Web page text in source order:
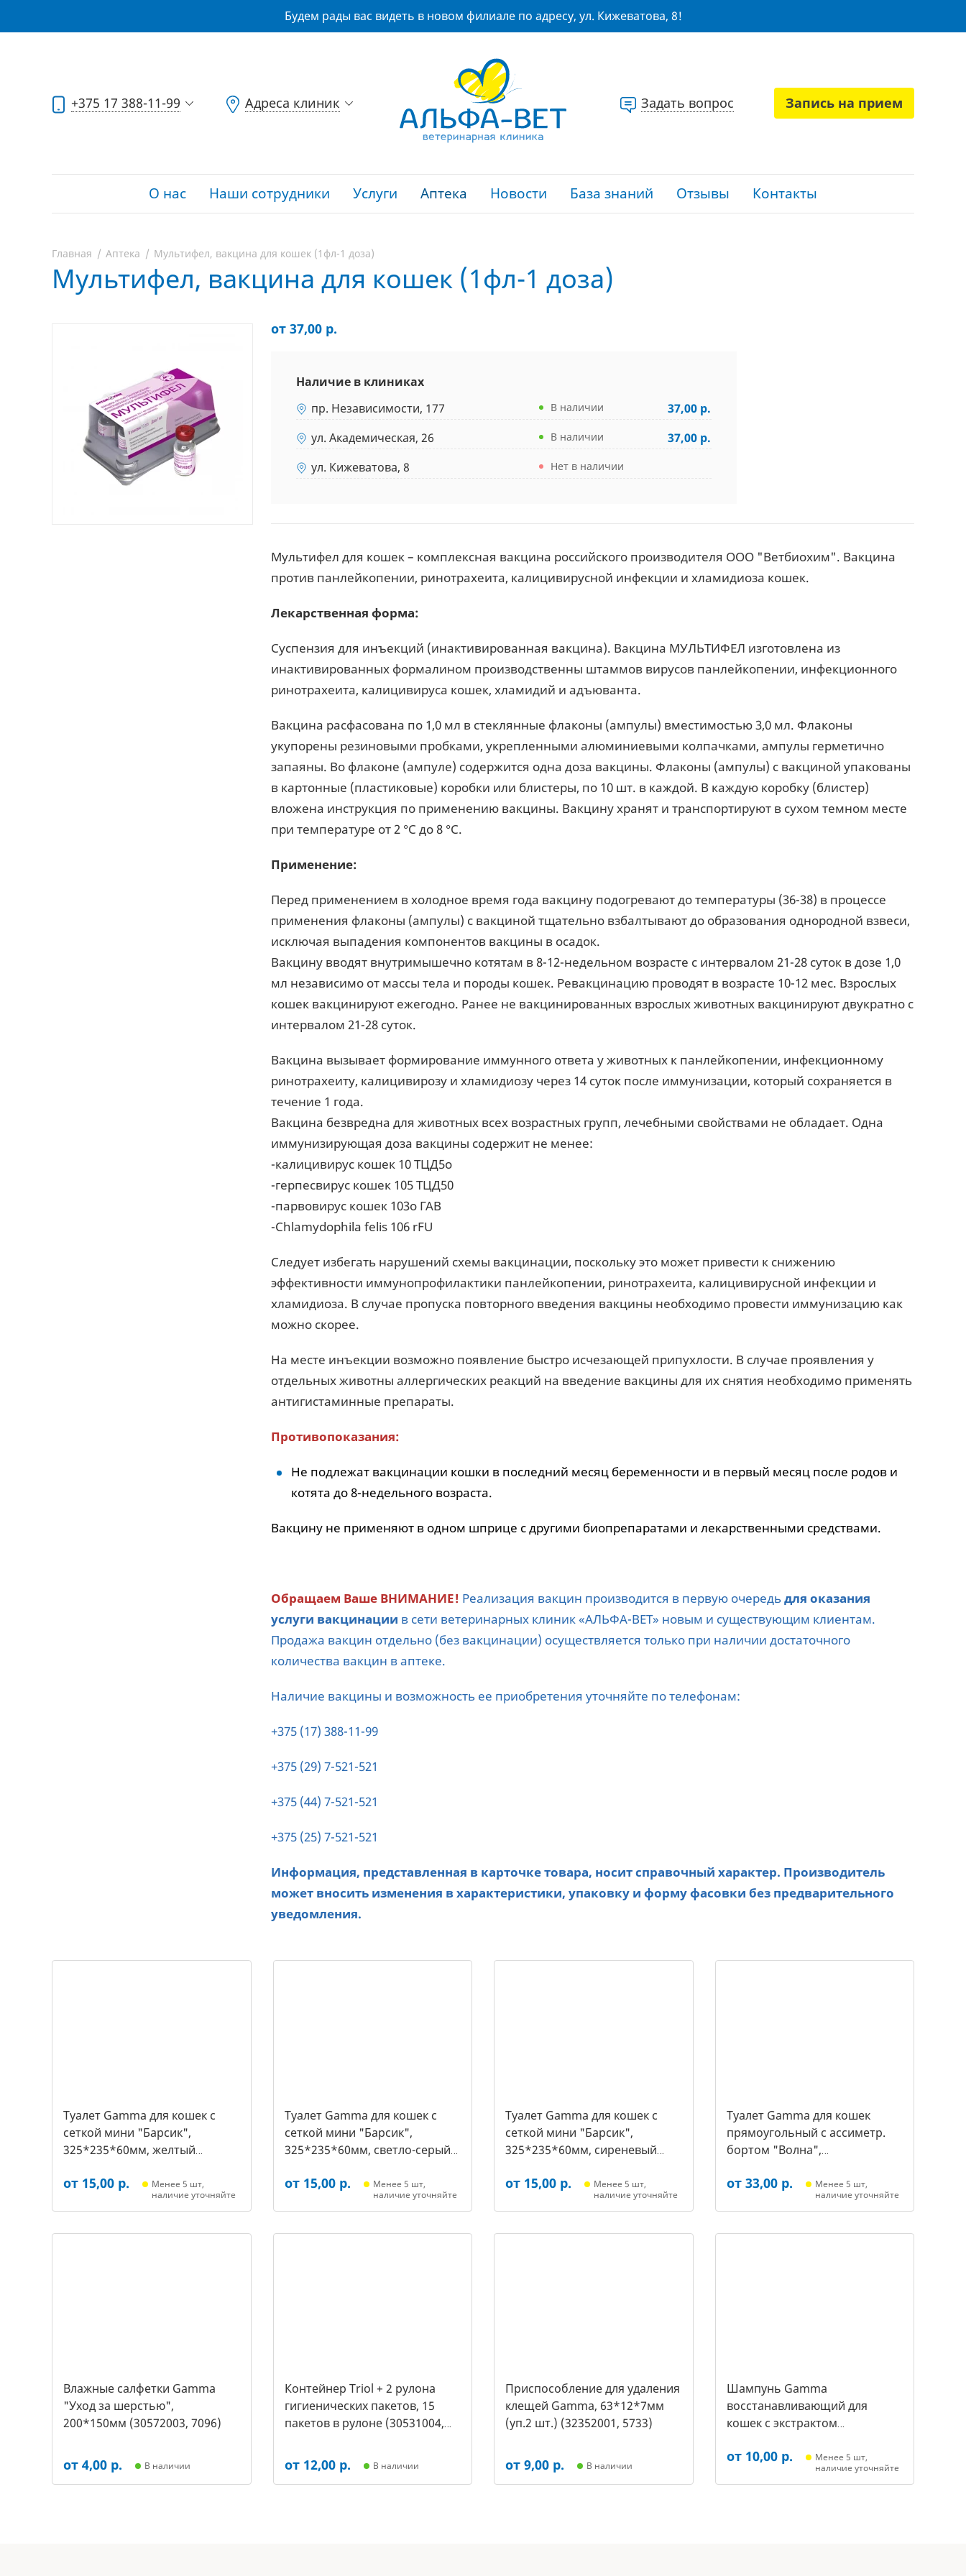
Будем рады вас видеть в новом филиале по адресу, ул. Кижеватова, 8!
+375 17 388-11-99 Адреса клиник Задать вопрос Запись на прием
О нас Наши сотрудники Услуги Аптека Новости База знаний Отзывы Контакты
Главная Аптека Мультифел, вакцина для кошек (1фл-1 доза)
Мультифел, вакцина для кошек (1фл-1 доза)
от 37,00 р.
Наличие в клиниках
пр. Независимости, 177
В наличии
37,00 р.
ул. Академическая, 26
В наличии
37,00 р.
ул. Кижеватова, 8
Нет в наличии
Мультифел для кошек – комплексная вакцина российского производителя ООО "Ветбиохим". Вакцина
против панлейкопении, ринотрахеита, калицивирусной инфекции и хламидиоза кошек.
Лекарственная форма:
Суспензия для инъекций (инактивированная вакцина). Вакцина МУЛЬТИФЕЛ изготовлена из
инактивированных формалином производственны штаммов вирусов панлейкопении, инфекционного
ринотрахеита, калицивируса кошек, хламидий и адъюванта.
Вакцина расфасована по 1,0 мл в стеклянные флаконы (ампулы) вместимостью 3,0 мл. Флаконы
укупорены резиновыми пробками, укрепленными алюминиевыми колпачками, ампулы герметично
запаяны. Во флаконе (ампуле) содержится одна доза вакцины. Флаконы (ампулы) с вакциной упакованы
в картонные (пластиковые) коробки или блистеры, по 10 шт. в каждой. В каждую коробку (блистер)
вложена инструкция по применению вакцины. Вакцину хранят и транспортируют в сухом темном месте
при температуре от 2 °С до 8 °С.
Применение:
Перед применением в холодное время года вакцину подогревают до температуры (36-38) в процессе
применения флаконы (ампулы) с вакциной тщательно взбалтывают до образования однородной взвеси,
исключая выпадения компонентов вакцины в осадок.
Вакцину вводят внутримышечно котятам в 8-12-недельном возрасте с интервалом 21-28 суток в дозе 1,0
мл независимо от массы тела и породы кошек. Ревакцинацию проводят в возрасте 10-12 мес. Взрослых
кошек вакцинируют ежегодно. Ранее не вакцинированных взрослых животных вакцинируют двукратно с
интервалом 21-28 суток.
Вакцина вызывает формирование иммунного ответа у животных к панлейкопении, инфекционному
ринотрахеиту, калицивирозу и хламидиозу через 14 суток после иммунизации, который сохраняется в
течение 1 года.
Вакцина безвредна для животных всех возрастных групп, лечебными свойствами не обладает. Одна
иммунизирующая доза вакцины содержит не менее:
-калицивирус кошек 10 ТЦД5о
-герпесвирус кошек 105 ТЦД50
-парвовирус кошек 103о ГАВ
-Chlamydophila felis 106 rFU
Следует избегать нарушений схемы вакцинации, поскольку это может привести к снижению
эффективности иммунопрофилактики панлейкопении, ринотрахеита, калицивирусной инфекции и
хламидиоза. В случае пропуска повторного введения вакцины необходимо провести иммунизацию как
можно скорее.
На месте инъекции возможно появление быстро исчезающей припухлости. В случае проявления у
отдельных животны аллергических реакций на введение вакцины для их снятия необходимо применять
антигистаминные препараты.
Противопоказания:
Не подлежат вакцинации кошки в последний месяц беременности и в первый месяц после родов и
котята до 8-недельного возраста.
Вакцину не применяют в одном шприце с другими биопрепаратами и лекарственными средствами.
Обращаем Ваше ВНИМАНИЕ! Реализация вакцин производится в первую очередьдля оказания
услуги вакцинации в сети ветеринарных клиник «АЛЬФА-ВЕТ» новым и существующим клиентам.
Продажа вакцин отдельно (без вакцинации) осуществляется только при наличии достаточного
количества вакцин в аптеке.
Наличие вакцины и возможность ее приобретения уточняйте по телефонам:
+375 (17) 388-11-99
+375 (29) 7-521-521
+375 (44) 7-521-521
+375 (25) 7-521-521
Информация, представленная в карточке товара, носит справочный характер. Производитель
может вносить изменения в характеристики, упаковку и форму фасовки без предварительного
уведомления.
Туалет Gamma для кошек c
сеткой мини "Барсик",
325*235*60мм, желтый
от 15,00 р.
Менее 5 шт,
наличие уточняйте
Туалет Gamma для кошек c
сеткой мини "Барсик",
325*235*60мм, светло-серый
от 15,00 р.
Менее 5 шт,
наличие уточняйте
Туалет Gamma для кошек c
сеткой мини "Барсик",
325*235*60мм, сиреневый
от 15,00 р.
Менее 5 шт,
наличие уточняйте
Туалет Gamma для кошек
прямоугольный с ассиметр.
бортом "Волна",
(20452018, 3387)
от 33,00 р.
Менее 5 шт,
наличие уточняйте
Влажные салфетки Gamma
"Уход за шерстью",
200*150мм (30572003, 7096)
от 4,00 р. В наличии
Контейнер Triol + 2 рулона
гигиенических пакетов, 15
пакетов в рулоне (30531004,
от 12,00 р. В наличии
Приспособление для удаления
клещей Gamma, 63*12*7мм
(уп.2 шт.) (32352001, 5733)
от 9,00 р. В наличии
Шампунь Gamma
восстанавливающий для
кошек с экстрактом
3431)
от 10,00 р.
Менее 5 шт,
наличие уточняйте